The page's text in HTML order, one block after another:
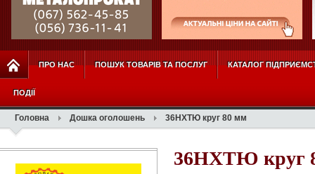
ПРО НАС ПОШУК ТОВАРІВ ТА ПОСЛУГ КАТАЛОГ
ПОДІЇ
Головна Дошка оголошень 36НХТЮ круг 80 мм
36НХТЮ круг